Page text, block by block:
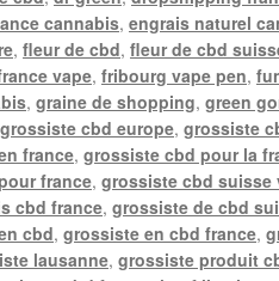
cannabis,engrais naturel
,fleur de cbd,fleur de cbd
vape,fribourg vape pen,
,graine de shopping,green
grossiste cbd europe,grossiste
france,grossiste cbd pour la
france,grossiste cbd suisse
cbd france,grossiste de cbd
cbd,grossiste en cbd france,
lausanne,grossiste produit